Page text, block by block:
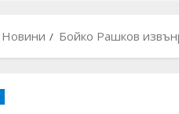
Новини Бойко Рашков